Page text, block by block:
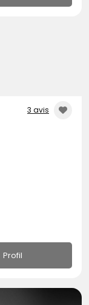
3 avis
Profil